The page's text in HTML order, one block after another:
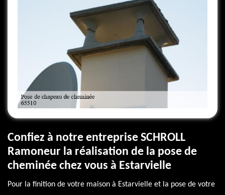
Confiez à notre entreprise SCHROLL
Ramoneur la réalisation de la pose de
cheminée chez vous à Estarvielle
Pour la finition de votre maison à Estarvielle et la pose de votre